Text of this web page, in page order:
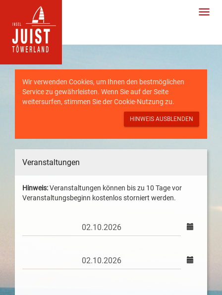
Wir verwenden Cookies, um Ihnen den bestmöglichen
Service zu gewährleisten. Wenn Sie auf der Seite
weitersurfen, stimmen Sie derCookie-Nutzung zu.
HINWEIS AUSBLENDEN
Veranstaltungen
Hinweis:Veranstaltungen können bis zu 10 Tage vor
Veranstaltungsbeginn kostenlos storniert werden.